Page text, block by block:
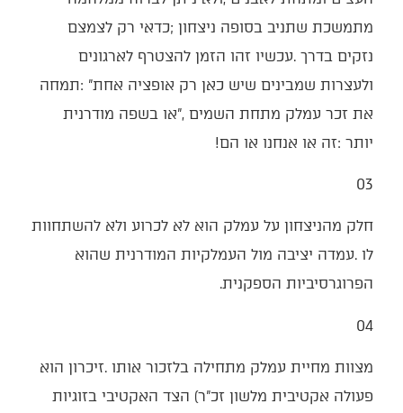
‬מתמשכת‭ ‬שתניב‭ ‬בסופה‭ ‬ניצחון‭; ‬כדאי‭ ‬רק‭ ‬לצמצם‭
‬נזקים‭ ‬בדרך‭. ‬עכשיו‭ ‬זהו‭ ‬הזמן‭ ‬להצטרף‭ ‬לארגונים‭
‬יותר‭: ‬זה‭ ‬או‭ ‬אנחנו‭ ‬או‭ ‬הם‭! ‬
03‭ ‬
חלק‭ ‬מהניצחון‭ ‬על‭ ‬עמלק‭ ‬הוא‭ ‬לא‭ ‬לכרוע‭ ‬ולא‭ ‬להשתחוות‭
‬הפרוגרסיביות‭ ‬הספקנית‭.‬
04‭ ‬
‬פעולה‭ ‬אקטיבית‭ ‬מלשון‭ ‬זכ"ר‭ (‬הצד‭ ‬האקטיבי‭ ‬בזוגיות‭